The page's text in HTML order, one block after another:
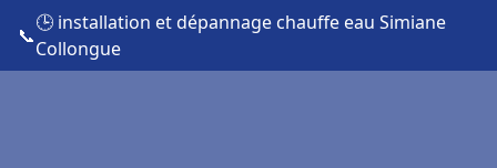
📞
🕒 installation et dépannage chauffe eau Simiane
Collongue